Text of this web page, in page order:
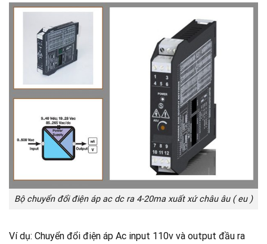
Bộ chuyển đổi điện áp ac dc ra 4-20ma xuất xứ châu âu ( eu )
Ví dụ: Chuyển đổi điện áp Ac input 110v và output đầu ra